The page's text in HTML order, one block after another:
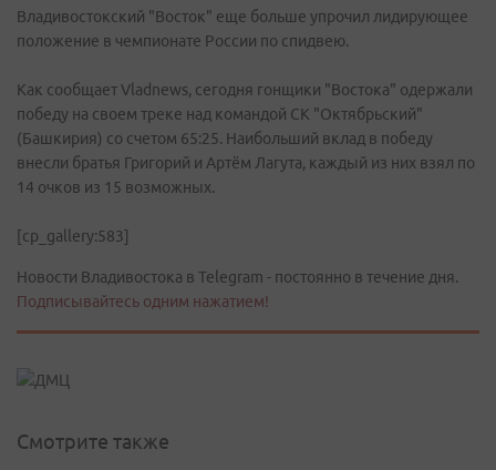
Владивостокский "Восток" еще больше упрочил лидирующее
положение в чемпионате России по спидвею.
Как сообщает Vladnews, сегодня гонщики "Востока" одержали
победу на своем треке над командой СК "Октябрьский"
(Башкирия) со счетом 65:25. Наибольший вклад в победу
внесли братья Григорий и Артём Лагута, каждый из них взял по
14 очков из 15 возможных.
[cp_gallery:583]
Новости Владивостока в Telegram - постоянно в течение дня.
Подписывайтесь одним нажатием!
Смотрите также